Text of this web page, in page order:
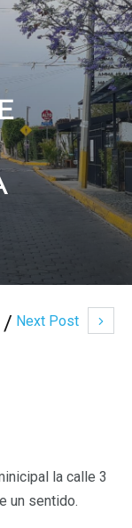
Next Post
la calle 3
un sentido.